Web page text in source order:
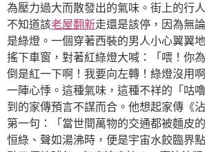
為壓力過大而散發出的氣味。街上的行
不知道該老屋翻新走還是該停，因為無
是綠燈。一個穿著西裝的男人小心翼翼
搖下車窗，對著紅綠燈大喊：「喂！你
倒是紅一下啊！我要向左轉！綠燈沒用
一陣心悸。這種氣味，這種不祥的「咕
到的家傳預言不謀而合。他想起家傳《
第一句：「當世間萬物的交通都被麵皮
恒綠、聲如湯沸時，便是宇宙水餃臨界